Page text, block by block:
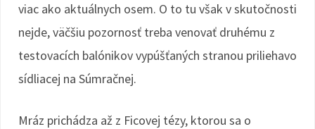
viac ako aktuálnych osem. O to tu však v skutočnosti
nejde, väčšiu pozornosť treba venovať druhému z
testovacích balónikov vypúšťaných stranou priliehavo
sídliacej na Súmračnej.
Mráz prichádza až z Ficovej tézy, ktorou sa o